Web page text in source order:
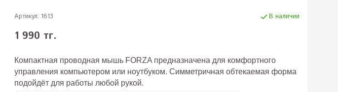
Артикул: 1613 В наличии
1 990 тг.
Компактная проводная мышь FORZA предназначена для комфортного
управления компьютером или ноутбуком. Симметричная обтекаемая форма
подойдёт для работы любой рукой.